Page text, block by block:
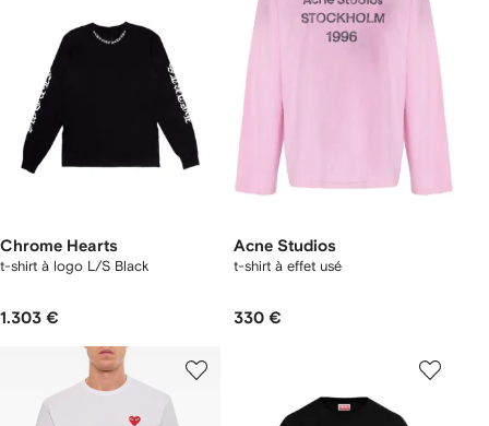
Chrome Hearts
t-shirt à logo L/S Black
1.303 €
Acne Studios
t-shirt à effet usé
330 €